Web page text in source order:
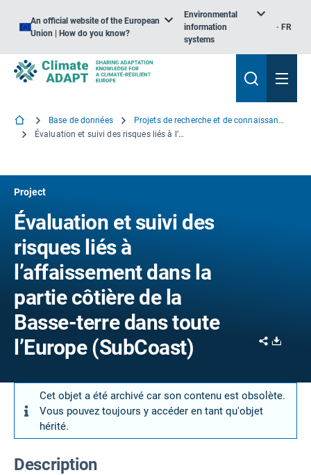
An official website of the European
Union | How do you know?
Environmental
information
systems
FR
Base de données
Projets de recherche et de connaissance
Évaluation et suivi des risques liés à l’affaissement dans la partie côtière de la Basse-terre dans toute l’Europe
Project
Évaluation et suivi des
risques liés à
l’affaissement dans la
partie côtière de la
Basse-terre dans toute
l’Europe (SubCoast)
Share
Cet objet a été archivé car son contenu est obsolète.
Vous pouvez toujours y accéder en tant qu'objet
hérité.
Description